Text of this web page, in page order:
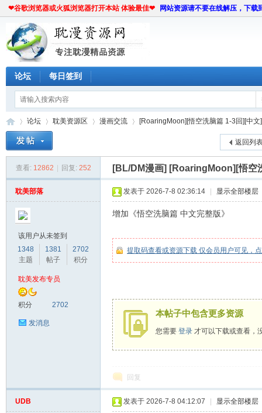
❤谷歌浏览器或火狐浏览器打开本站 体验最佳❤ 网站资源请不要在线解压，下载
论坛 每日签到
»
论坛
›
耽美资源区
›
漫画交流
›
[RoaringMoon][悟空洗脑篇 1-3回][中文
返回列
查看: 12862 回复: 252 [BL/DM漫画] [RoaringMoon][悟空
耽美部落
该用户从未签到
1348
主题
1381
帖子
2702
积分
耽美发布专员
积分 2702
发消息
发表于 2026-7-8 02:36:14 显示全部楼层
增加《悟空洗脑篇 中文完整版》
提取码查看或资源下载 仅会员用户可见，
本帖子中包含更多资源
您需要 登录 才可以下载或查看，
回复
UDB 发表于 2026-7-8 04:12:07 显示全部楼层